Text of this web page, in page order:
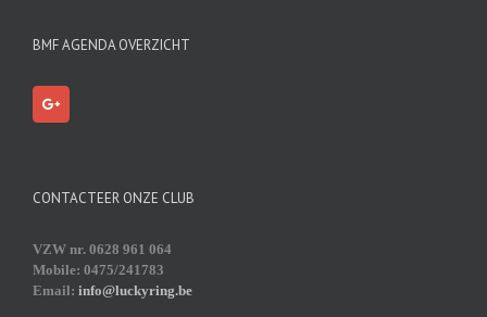
BMF AGENDA OVERZICHT
CONTACTEER ONZE CLUB
VZW nr. 0628 961 064
Mobile: 0475/241783
Email: info@luckyring.be